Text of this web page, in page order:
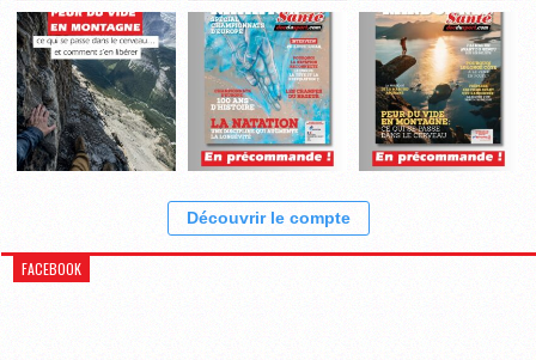
Découvrir le compte
FACEBOOK